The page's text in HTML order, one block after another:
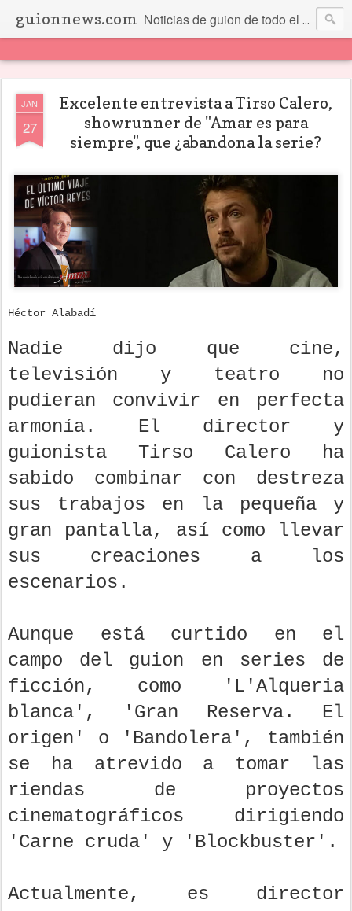
guionnews.com Noticias de guion de todo el mundo... Y más.
JAN
27
Excelente entrevista a Tirso Calero,
showrunner de "Amar es para
siempre", que ¿abandona la serie?
Héctor Alabadí
Nadie dijo que cine,
televisión y teatro no
pudieran convivir en perfecta
armonía. El director y
guionista Tirso Calero ha
sabido combinar con destreza
sus trabajos en la pequeña y
gran pantalla, así como llevar
sus creaciones a los
escenarios.
Aunque está curtido en el
campo del guion en series de
ficción, como 'L'Alqueria
blanca', 'Gran Reserva. El
origen' o 'Bandolera', también
se ha atrevido a tomar las
riendas de proyectos
cinematográficos dirigiendo
'Carne cruda' y 'Blockbuster'.
Actualmente, es director